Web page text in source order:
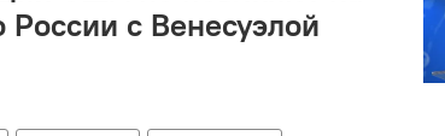
России с Венесуэлой